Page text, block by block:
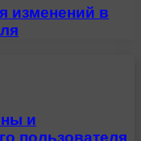
изменений в
и